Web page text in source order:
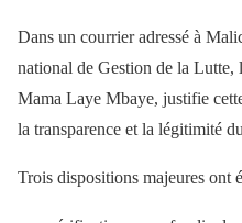
Dans un courrier adressé à
national de Gestion de la Lutte,
Mama Laye Mbaye, justifie
la transparence et la légitimité
Trois dispositions majeures ont